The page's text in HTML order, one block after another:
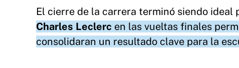
El cierre de la carrera terminó siendo ideal
Charles Leclerc en las vueltas finales
consolidaran un resultado clave para la